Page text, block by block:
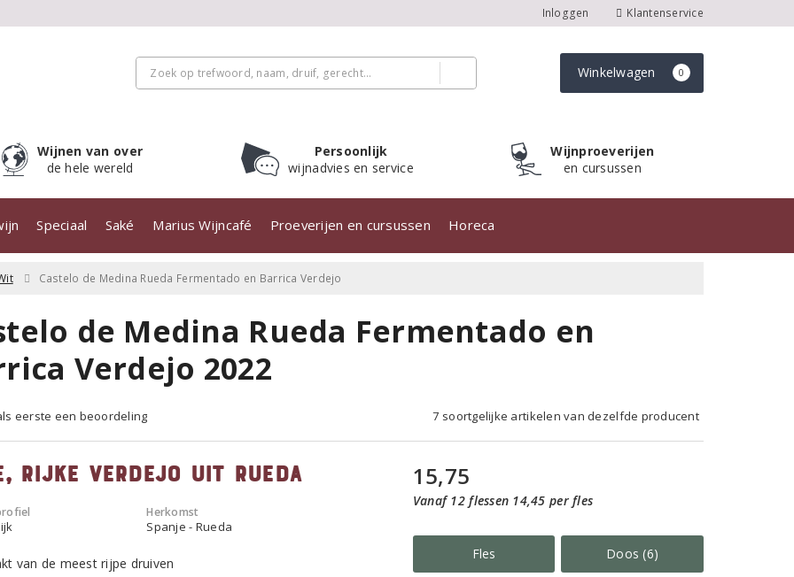
Inloggen Klantenservice
Winkelwagen 0
Wijnen van over
de hele wereld
Persoonlijk
wijnadvies en service
Wijnproeverijen
en cursussen
Speciaal Saké Marius Wijncafé Proeverijen en cursussen Horeca
Castelo de Medina Rueda Fermentado en Barrica Verdejo
de Medina Rueda Fermentado en
Verdejo 2022
eerste een beoordeling 7 soortgelijke artikelen van dezelfde producent
rijke Verdejo uit Rueda
Herkomst
Spanje - Rueda
van de meest rijpe druiven
15,75
Vanaf 12 flessen 14,45 per fles
Fles Doos (6)